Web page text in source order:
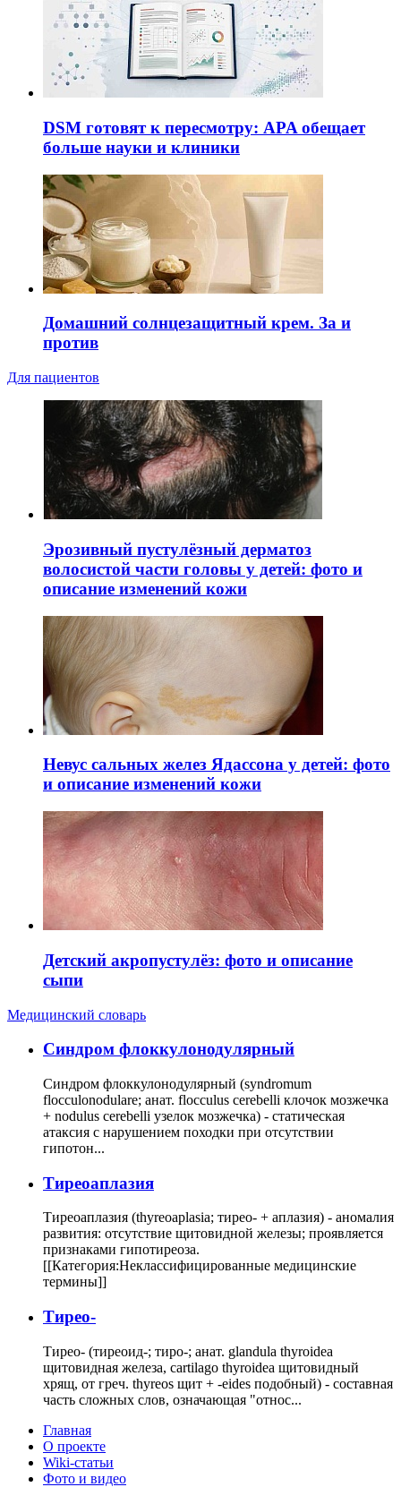
DSM готовят к пересмотру: APA обещает
больше науки и клиники
Домашний солнцезащитный крем. За и
против
Для пациентов
Эрозивный пустулёзный дерматоз
волосистой части головы у детей: фото и
описание изменений кожи
Невус сальных желез Ядассона у детей: фото
и описание изменений кожи
Детский акропустулёз: фото и описание
сыпи
Медицинский словарь
Cиндром флоккулонодулярный
Синдром флоккулонодулярный (syndromum
flocculonodulare; анат. flocculus cerebelli клочок мозжечка
+ nodulus cerebelli узелок мозжечка) - статическая
атаксия с нарушением походки при отсутствии
гипотон...
Тиреоаплазия
Тиреоаплазия (thyreoaplasia; тирео- + аплазия) - аномалия
развития: отсутствие щитовидной железы; проявляется
признаками гипотиреоза.
[[Категория:Неклассифицированные медицинские
термины]]
Тирео-
Тирео- (тиреоид-; тиро-; анат. glandula thyroidea
щитовидная железа, cartilago thyroidea щитовидный
хрящ, от греч. thyreos щит + -eides подобный) - составная
часть сложных слов, означающая "относ...
Главная
О проекте
Wiki-статьи
Фото и видео